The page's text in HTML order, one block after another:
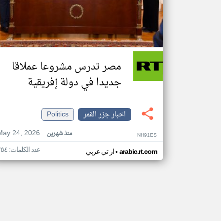
مصر تدرس مشروعا عملاقا
جديدا في دولة إفريقية
اخبار جزر القمر
Politics
24, 2026
منذ شهرين NH91ES
ار تي عربي• arabic.rt.com عدد الكلمات: ٢٥٤